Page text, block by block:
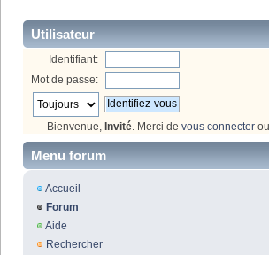
Utilisateur
Identifiant:
Mot de passe:
Bienvenue, Invité. Merci de vous connecter
Menu forum
Accueil
Forum
Aide
Rechercher